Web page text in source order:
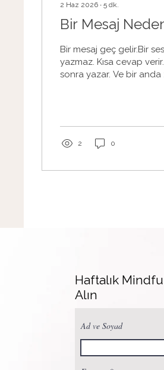
2 Haz 2026 ∙ 5 dk.
Bir Mesaj
Bir mesaj geç gelir.Bir
yazmaz. Kısa cevap
sonra yazar. Ve bir anda
yoğundur. Belki o an
gereken bir şey vardır.
2 0
Haftalık
Alın
Ad ve Soyad